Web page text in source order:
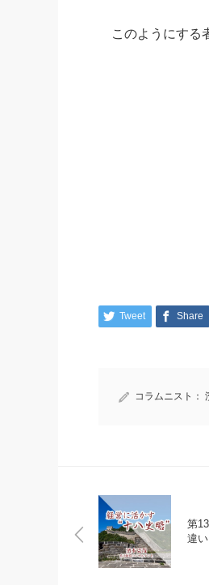
このようにする
Tweet Share
コラムニスト：
第
違い